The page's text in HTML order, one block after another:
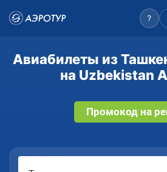
Авиабилеты из
на Uzbekistan
Промокод на